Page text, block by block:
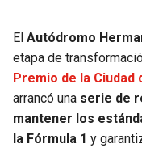
CARDINALS
RAMS
49ERS
MAVERICKS
ROCKETS
GRIZZLIES
El Autódromo
etapa de
Premio de la Ciudad
arrancó una serie de
mantener los
la Fórmula 1 y